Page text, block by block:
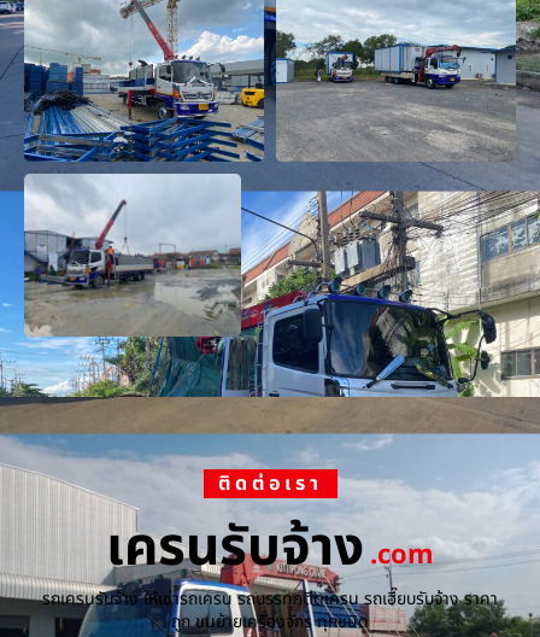
ติดต่อเรา
เครนรับจ้าง.com
รถเครนรับจ้าง ให้เช่ารถเครน รถบรรทุกติดเครน รถเฮี๊ยบรับจ้าง ราคา
ถูก ขนย้ายเครื่องจักร ทุกชนิด